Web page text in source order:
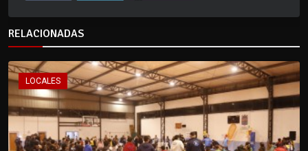
RELACIONADAS
LOCALES